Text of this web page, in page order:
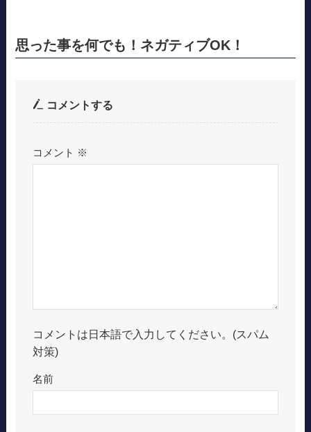
思った事を何でも！ネガティブOK！
コメントする
コメント ※
コメントは日本語で入力してください。(スパム
対策)
名前